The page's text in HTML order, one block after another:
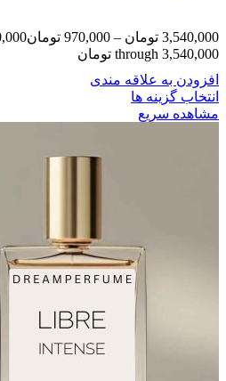
3,540,000 تومان –
970,000 تومان
through 3,540,000 تومان
افزودن به علاقه مندی
انتخاب گزینه ها
مشاهده سریع